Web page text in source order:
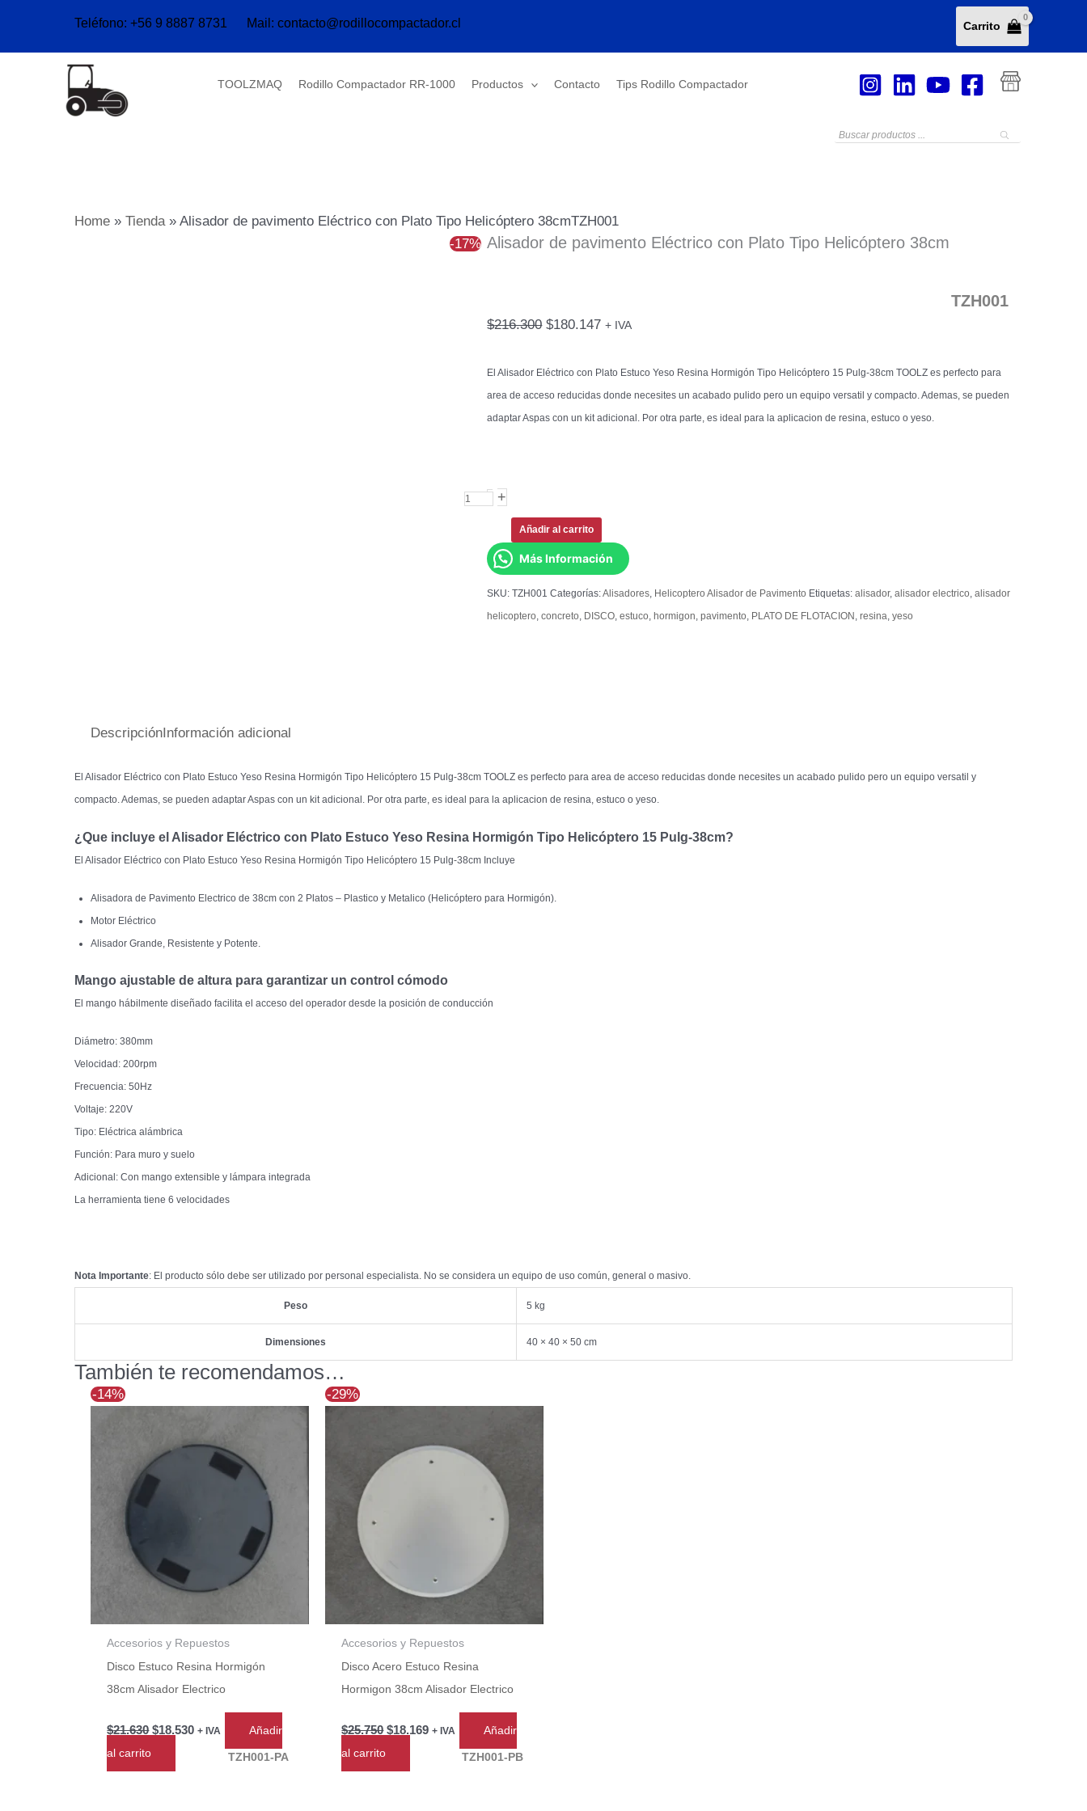
contenido
Teléfono: +56 9 8887 8731 Mail: contacto@rodillocompactador.cl Carrito
TOOLZMAQ Rodillo Compactador RR-1000 Productos Contacto Tips Rodillo Compactador
Búsqueda
de
Home » Tienda» Alisador de pavimento Eléctrico con Plato Tipo Helicóptero 38cmTZH001
-17% Alisador de pavimento Eléctrico con Plato Tipo Helicóptero 38cm
TZH001
$216.300
original
era:
$180.147
actual
es:
+ IVA
El Alisador Eléctrico con Plato Estuco Yeso Resina Hormigón Tipo Helicóptero 15 Pulg-38cm TOOLZ es perfecto para
area de acceso reducidas donde necesites un acabado pulido pero un equipo versatil y compacto. Ademas, se pueden
adaptar Aspas con un kit adicional. Por otra parte, es ideal para la aplicacion de resina, estuco o yeso.
-
pavimento
Eléctrico
cantidad
+
Añadir al carrito
Más Información
SKU:TZH001 Categorías:Alisadores Helicoptero Alisador de Pavimento Etiquetas:alisador,alisador electrico ,alisador
helicoptero ,concreto DISCO ,estuco ,hormigon ,pavimento PLATO DE FLOTACION ,resina ,yeso
DescripciónInformación adicional
El Alisador Eléctrico con Plato Estuco Yeso Resina Hormigón Tipo Helicóptero 15 Pulg-38cm TOOLZ es perfecto para area de acceso reducidas donde necesites un acabado pulido pero un equipo versatil y
compacto. Ademas, se pueden adaptar Aspas con un kit adicional. Por otra parte, es ideal para la aplicacion de resina, estuco o yeso.
¿Que incluye el Alisador Eléctrico con Plato Estuco Yeso Resina Hormigón Tipo Helicóptero 15 Pulg-38cm?
El Alisador Eléctrico con Plato Estuco Yeso Resina Hormigón Tipo Helicóptero 15 Pulg-38cm Incluye
Alisadora de Pavimento Electrico de 38cm con 2 Platos – Plastico y Metalico (Helicóptero para Hormigón).
Motor Eléctrico
Alisador Grande, Resistente y Potente.
Mango ajustable de altura para garantizar un control cómodo
El mango hábilmente diseñado facilita el acceso del operador desde la posición de conducción
Diámetro: 380mm
Velocidad: 200rpm
Frecuencia: 50Hz
Voltaje: 220V
Tipo: Eléctrica alámbrica
Función: Para muro y suelo
Adicional: Con mango extensible y lámpara integrada
La herramienta tiene 6 velocidades
Nota Importante: El producto sólo debe ser utilizado por personal especialista. No se considera un equipo de uso común, general o masivo.
Peso 5 kg
Dimensiones 40 × 40 × 50 cm
También te recomendamos…
-14%
Accesorios y Repuestos
Disco Estuco Resina Hormigón
38cm Alisador Electrico
TZH001-PA
$21.630
precio
$21.630.
$18.530
precio
$18.530.
+ IVA
Añadir
al carrito
-29%
Accesorios y Repuestos
Disco Acero Estuco Resina
Hormigon 38cm Alisador Electrico
TZH001-PB
$25.750
precio
$25.750.
$18.169
precio
$18.169.
+ IVA
Añadir
al carrito